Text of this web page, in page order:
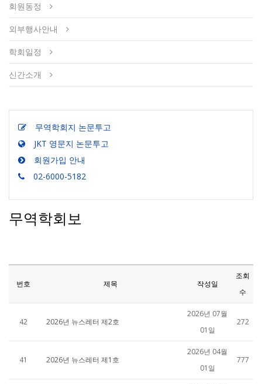
회원동정
외부행사안내
학회일정
신간소개
무역학회지 논문투고
JKT 영문지 논문투고
회원가입 안내
02-6000-5182
무역학회보
번호 제목 작성일
조회
수
42 2026년 뉴스레터 제2호
2026년 07월
01일
272
41 2026년 뉴스레터 제1호
2026년 04월
01일
777